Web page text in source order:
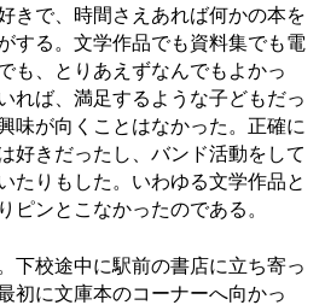
きで、時間さえあれば何かの本を
する。文学作品でも資料集でも電
も、とりあえずなんでもよかっ
れば、満足するような子どもだっ
味が向くことはなかった。正確に
好きだったし、バンド活動をして
たりもした。いわゆる文学作品と
ピンとこなかったのである。
下校途中に駅前の書店に立ち寄っ
初に文庫本のコーナーへ向かっ